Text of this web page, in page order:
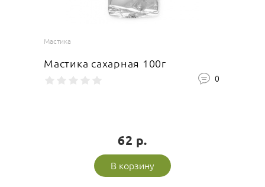
Мастика
Мастика сахарная 100г
0
62 р.
В корзину